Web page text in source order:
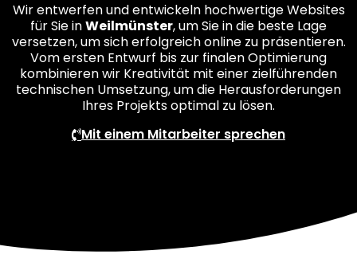
Wir entwerfen und entwickeln hochwertige Websites
für Sie inWeilmünster, um Sie in die beste Lage
versetzen, um sich erfolgreich online zu präsentieren.
Vom ersten Entwurf bis zur finalen Optimierung
kombinieren wir Kreativität mit einer zielführenden
technischen Umsetzung, um die Herausforderungen
Ihres Projekts optimal zu lösen.
Mit einem Mitarbeiter sprechen